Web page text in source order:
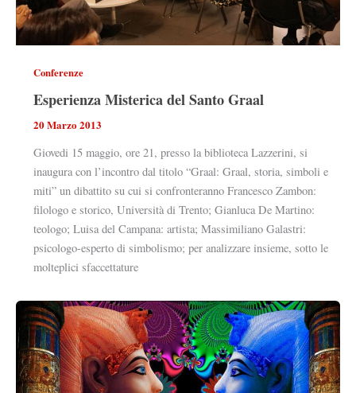
Conferenze
Esperienza Misterica del Santo Graal
20 Marzo 2013
Giovedi 15 maggio, ore 21, presso la biblioteca Lazzerini, si
inaugura con l’incontro dal titolo “Graal: Graal, storia, simboli e
miti” un dibattito su cui si confronteranno Francesco Zambon:
filologo e storico, Università di Trento; Gianluca De Martino:
teologo; Luisa del Campana: artista; Massimiliano Galastri:
psicologo-esperto di simbolismo; per analizzare insieme, sotto le
molteplici sfaccettature